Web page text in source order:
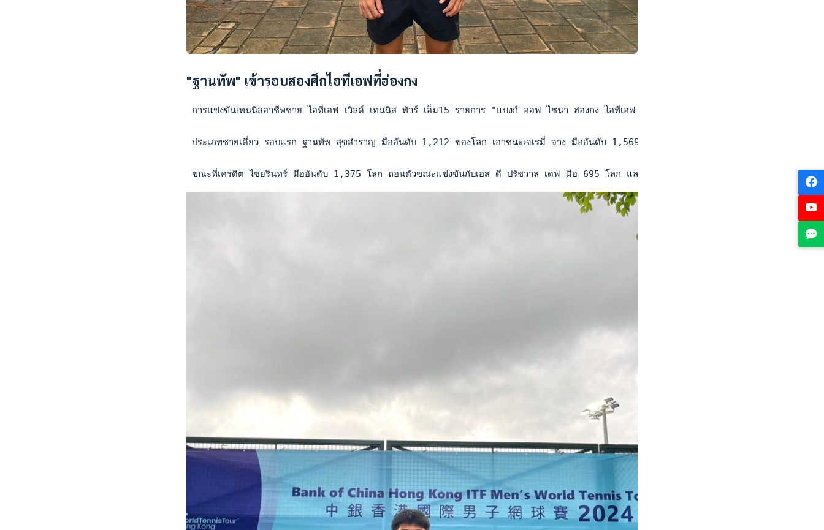
"ฐานทัพ" เข้ารอบสองศึกไอทีเอฟที่ฮ่องกง
การแข่งขันเทนนิสอาชีพชาย ไอทีเอฟ เวิลด์ เทนนิส ทัวร์ เอ็ม15 รายการ "แบงก์ ออฟ ไชน่า ฮ่องกง ไอทีเอฟ เมนส์ เวิลด์ เทนนิส ทัวร์ 2024" ชิงเงินร
ประเภทชายเดี่ยว รอบแรก ฐานทัพ สุขสำราญ มืออันดับ 1,212 ของโลก เอาชนะเจเรมี่ จาง มืออันดับ 1,569 ของโลกชาวออสเตรเลีย 6-3, 6-1 ผ่านเข้า